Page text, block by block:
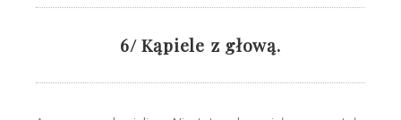
6/ Kąpiele z głową.